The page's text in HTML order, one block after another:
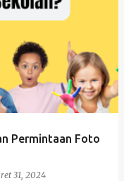
Permintaan Foto
31, 2024